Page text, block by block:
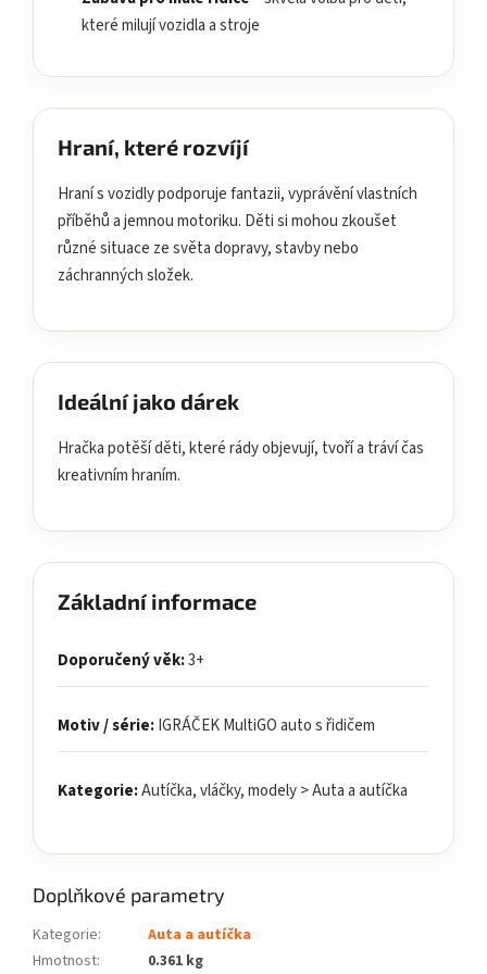
které milují vozidla a stroje
Hraní, které rozvíjí
Hraní s vozidly podporuje fantazii, vyprávění vlastních
příběhů a jemnou motoriku. Děti si mohou zkoušet
různé situace ze světa dopravy, stavby nebo
záchranných složek.
Ideální jako dárek
Hračka potěší děti, které rády objevují, tvoří a tráví čas
kreativním hraním.
Základní informace
Doporučený věk:3+
Motiv / série:IGRÁČEK MultiGO auto s řidičem
Kategorie:Autíčka, vláčky, modely > Auta a autíčka
Doplňkové parametry
Kategorie:
Auta a autíčka
Hmotnost:
0.361 kg